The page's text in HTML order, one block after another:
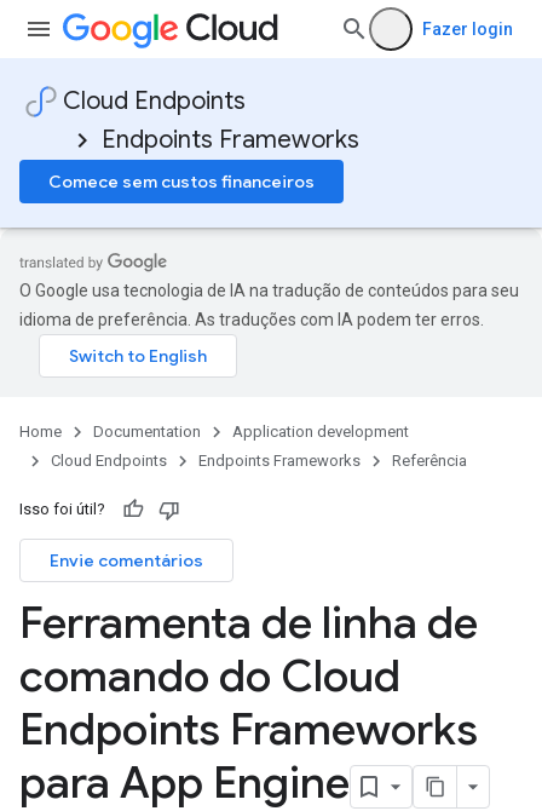
Fazer login
Cloud Endpoints
Endpoints Frameworks
Comece sem custos financeiros
O Google usa tecnologia de IA na tradução de conteúdos para seu
idioma de preferência. As traduções com IA podem ter erros.
Home Documentation
Application development
Cloud Endpoints
Endpoints Frameworks Referência
Isso foi útil?
Envie comentários
Ferramenta de linha de
comando do Cloud
Endpoints Frameworks
para App Engine